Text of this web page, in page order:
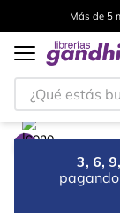
Más de 5
¿Qué estás
3, 6,